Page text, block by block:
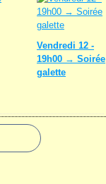
Vendredi 12 -
19h00 → Soirée
galette